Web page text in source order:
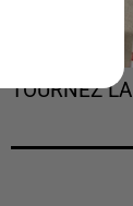
TOURNEZ